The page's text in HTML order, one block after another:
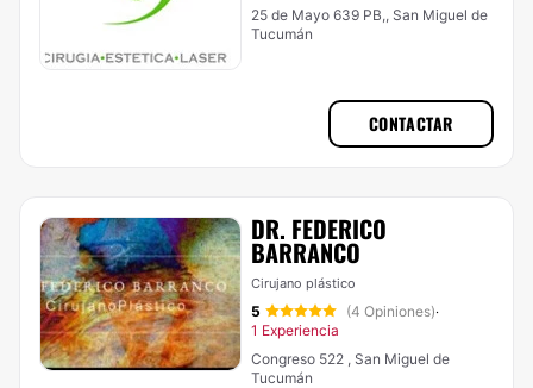
25 de Mayo 639 PB,, San Miguel de
Tucumán
CONTACTAR
DR. FEDERICO
BARRANCO
Cirujano plástico
5 (4 Opiniones)·
1 Experiencia
Congreso 522 , San Miguel de
Tucumán